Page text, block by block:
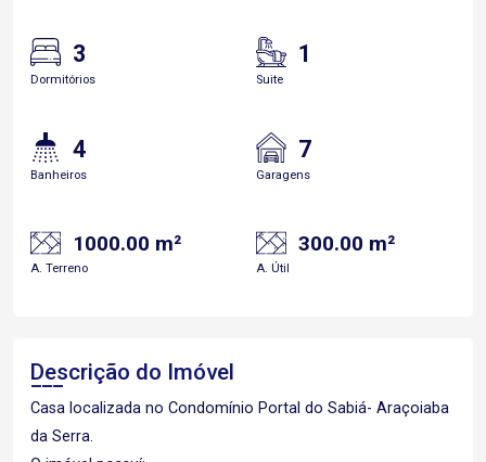
3
Dormitórios
1
Suite
4
Banheiros
7
Garagens
1000.00 m²
A. Terreno
300.00 m²
A. Útil
Descrição do Imóvel
Casa localizada no Condomínio Portal do Sabiá- Araçoiaba
da Serra.